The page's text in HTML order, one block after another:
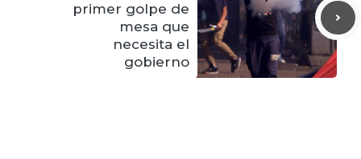
primer golpe de
mesa que
necesita el
gobierno